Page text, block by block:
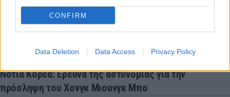
CONFIRM
Data Deletion Data Access Privacy Policy
Νότια Κορέα: Ερευνα της αστυνομίας για την
πρόσληψη του Χονγκ Μιουνγκ Μπo